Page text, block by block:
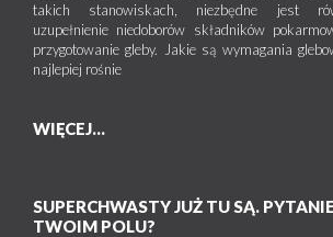
takich stanowiskach, niezbędne jest
uzupełnienie niedoborów składników
przygotowanie gleby. Jakie są wymagania
najlepiej rośnie
WIĘCEJ...
SUPERCHWASTY JUŻ TU SĄ.
TWOIM POLU?